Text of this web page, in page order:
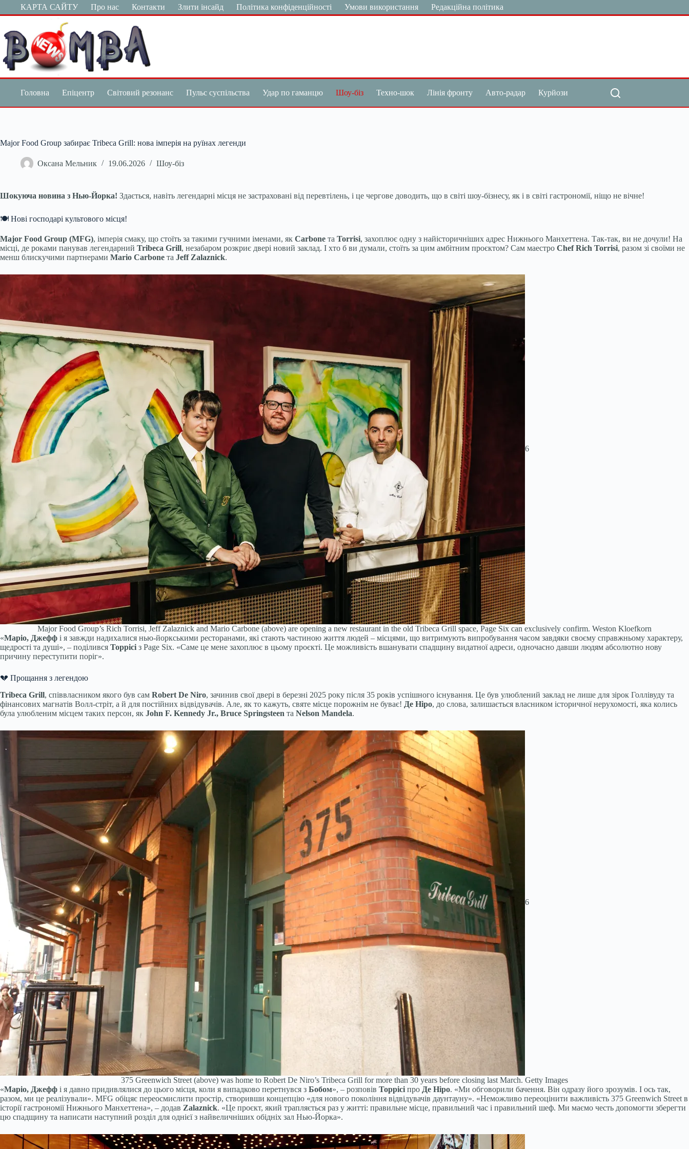
Перейти
до
КАРТА САЙТУ Про нас Контакти Злити інсайд Політика конфіденційності Умови використання Редакційна політика
Головна Епіцентр Світовий резонанс Пульс суспільства Удар по гаманцю Шоу-біз Техно-шок Лінія фронту Авто-радар Курйози
Major Food Group забирає Tribeca Grill: нова імперія на руїнах легенди
Оксана Мельник 19.06.2026 Шоу-біз
Шокуюча новина з Нью-Йорка! Здається, навіть легендарні місця не застраховані від перевтілень, і це чергове доводить, що в світі шоу-бізнесу, як і в світі гастрономії, ніщо не вічне!
🍽️ Нові господарі культового місця!
Major Food Group (MFG), імперія смаку, що стоїть за такими гучними іменами, як Carbone та Torrisi, захоплює одну з найісторичніших адрес Нижнього Манхеттена. Так-так, ви не дочули! На
місці, де роками панував легендарний Tribeca Grill, незабаром розкриє двері новий заклад. І хто б ви думали, стоїть за цим амбітним проєктом? Сам маестро Chef Rich Torrisi, разом зі своїми не
менш блискучими партнерами Mario Carbone та Jeff Zalaznick.
6
Major Food Group’s Rich Torrisi, Jeff Zalaznick and Mario Carbone (above) are opening a new restaurant in the old Tribeca Grill space, Page Six can exclusively confirm. Weston Kloefkorn
«Маріо, Джефф і я завжди надихалися нью-йоркськими ресторанами, які стають частиною життя людей – місцями, що витримують випробування часом завдяки своєму справжньому характеру,
щедрості та душі», – поділився Торрісі з Page Six. «Саме це мене захоплює в цьому проєкті. Це можливість вшанувати спадщину видатної адреси, одночасно давши людям абсолютно нову
причину переступити поріг».
💔 Прощання з легендою
Tribeca Grill, співвласником якого був сам Robert De Niro, зачинив свої двері в березні 2025 року після 35 років успішного існування. Це був улюблений заклад не лише для зірок Голлівуду та
фінансових магнатів Волл-стріт, а й для постійних відвідувачів. Але, як то кажуть, святе місце порожнім не буває! Де Ніро, до слова, залишається власником історичної нерухомості, яка колись
була улюбленим місцем таких персон, як John F. Kennedy Jr., Bruce Springsteen та Nelson Mandela.
6
375 Greenwich Street (above) was home to Robert De Niro’s Tribeca Grill for more than 30 years before closing last March. Getty Images
«Маріо, Джефф і я давно придивлялися до цього місця, коли я випадково перетнувся з Бобом», – розповів Торрісі про Де Ніро. «Ми обговорили бачення. Він одразу його зрозумів. І ось так,
разом, ми це реалізували». MFG обіцяє переосмислити простір, створивши концепцію «для нового покоління відвідувачів даунтауну». «Неможливо переоцінити важливість 375 Greenwich Street в
історії гастрономії Нижнього Манхеттена», – додав Zalaznick. «Це проєкт, який трапляється раз у житті: правильне місце, правильний час і правильний шеф. Ми маємо честь допомогти зберегти
цю спадщину та написати наступний розділ для однієї з найвеличніших обідніх зал Нью-Йорка».